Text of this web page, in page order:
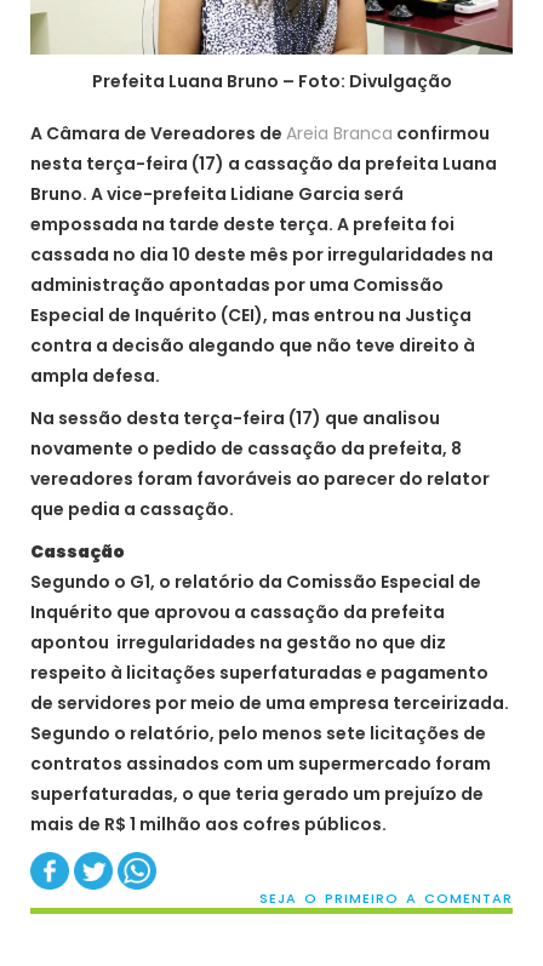
Prefeita Luana Bruno – Foto: Divulgação
A Câmara de Vereadores de Areia Branca confirmou
nesta terça-feira (17) a cassação da prefeita Luana
Bruno. A vice-prefeita Lidiane Garcia será
empossada na tarde deste terça. A prefeita foi
cassada no dia 10 deste mês por irregularidades na
administração apontadas por uma Comissão
Especial de Inquérito (CEI), mas entrou na Justiça
contra a decisão alegando que não teve direito à
ampla defesa.
Na sessão desta terça-feira (17) que analisou
novamente o pedido de cassação da prefeita, 8
vereadores foram favoráveis ao parecer do relator
que pedia a cassação.
Cassação
Segundo o G1, o relatório da Comissão Especial de
Inquérito que aprovou a cassação da prefeita
apontou irregularidades na gestão no que diz
respeito à licitações superfaturadas e pagamento
de servidores por meio de uma empresa terceirizada.
Segundo o relatório, pelo menos sete licitações de
contratos assinados com um supermercado foram
superfaturadas, o que teria gerado um prejuízo de
mais de R$ 1 milhão aos cofres públicos.
SEJA O PRIMEIRO A COMENTAR